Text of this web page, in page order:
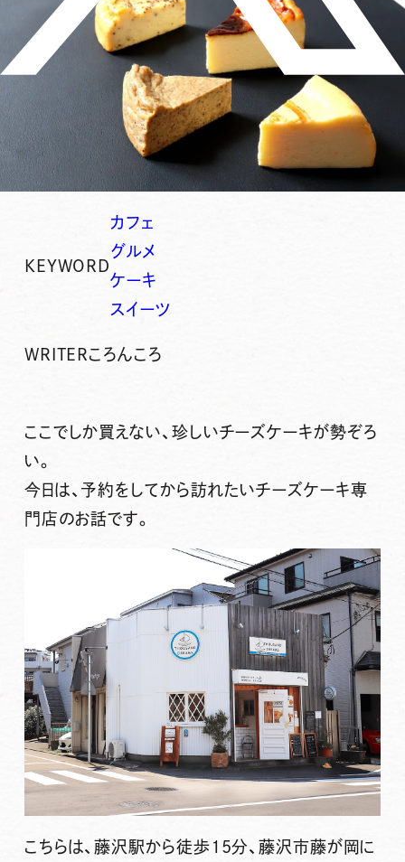
KEYWORD
カフェ
グルメ
ケーキ
スイーツ
WRITERころんころ
ここでしか買えない、珍しいチーズケーキが勢ぞろ
い。
今日は、予約をしてから訪れたいチーズケーキ専
門店のお話です。
こちらは、藤沢駅から徒歩15分、藤沢市藤が岡に